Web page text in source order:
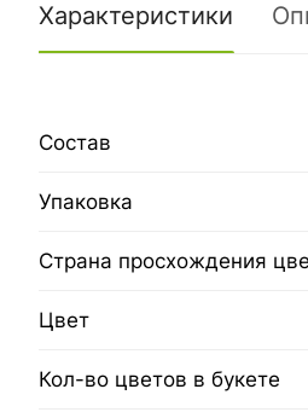
Характеристики
Состав
Упаковка
Страна просхождения
Цвет
Кол-во цветов в букете